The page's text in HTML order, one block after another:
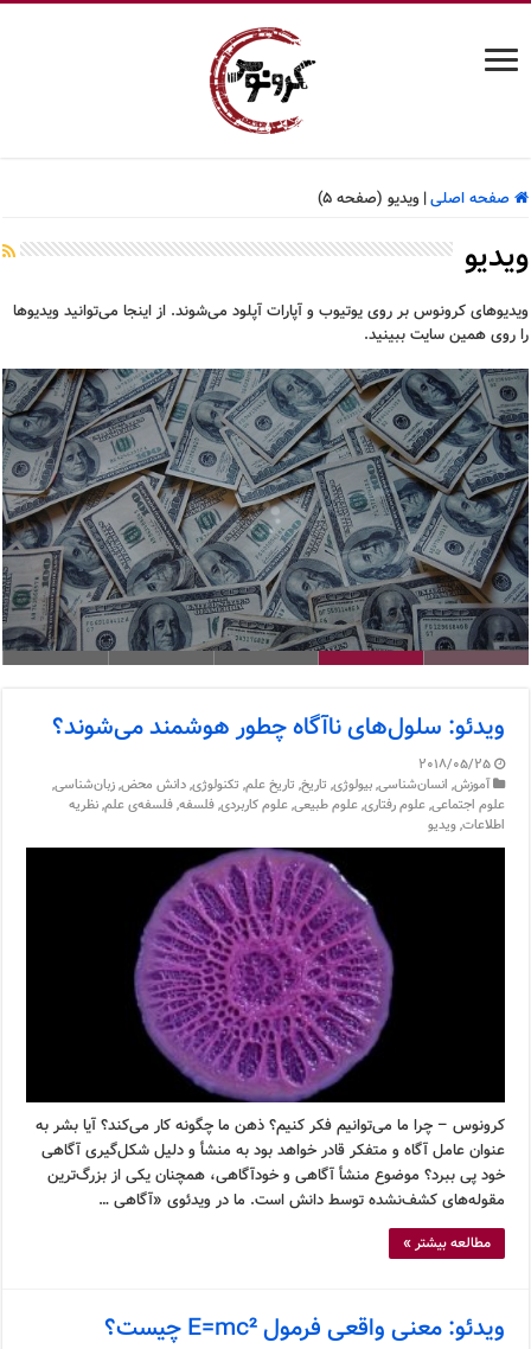
صفحه اصلی| ویدیو (صفحه 5)
ویدیو
ویدیوهای کرونوس بر روی یوتیوب و آپارات آپلود می‌شوند. از اینجا می‌توانید ویدیوها
را روی همین سایت ببینید.
لوکا: جد مشترک همه‌ی موجودات زنده
ویدئو: پول باید چه ویژگی‌هایی داشته باشد؟
ویدئو: معنی یین و یانگ چیست؟
ویدئو: اگر هیپوکامپوس مغز برداشته شود چه
اتفاقی می‌افتد؟
اسکیزوفرنی چیست؟
ویدئو: سلول‌های ناآگاه چطور هوشمند می‌شوند؟
2018/05/25
آموزش, انسان‌شناسی,بیولوژی, تاریخ, تاریخ علم, تکنولوژی,دانش محض,زبان‌شناسی,
علوم اجتماعی,علوم رفتاری,علوم طبیعی,علوم کاربردی,فلسفه,فلسفه‌ی علم,نظریه
اطلاعات,ویدیو
کرونوس – چرا ما می‌توانیم فکر کنیم؟ ذهن ما چگونه کار می‌کند؟ آیا بشر به
عنوان عامل آگاه و متفکر قادر خواهد بود به منشأ و دلیل شکل‌گیری آگاهی
خود پی ببرد؟ موضوع منشأ آگاهی و خودآگاهی، همچنان یکی از بزرگ‌ترین
مقوله‌های کشف‌نشده توسط دانش است. ما در ویدئوی «آگاهی …
مطالعه بیشتر »
ویدئو: معنی واقعی فرمول E=mc² چیست؟